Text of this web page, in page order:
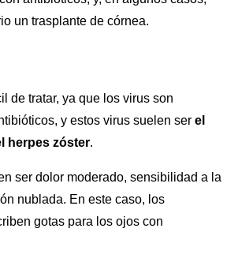
un trasplante de córnea.
de tratar, ya que los virus son
y estos virus suelen ser el
herpes zóster.
ser dolor moderado, sensibilidad a la
nublada. En este caso, los
gotas para los ojos con